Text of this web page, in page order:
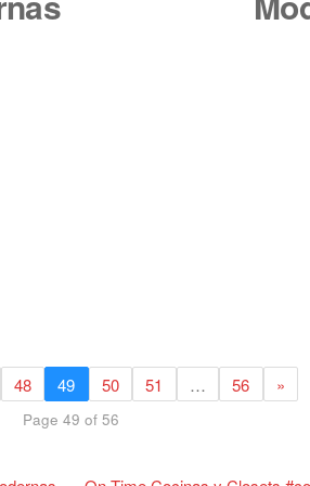
48 49 50 51 … 56 »
Page 49 of 56